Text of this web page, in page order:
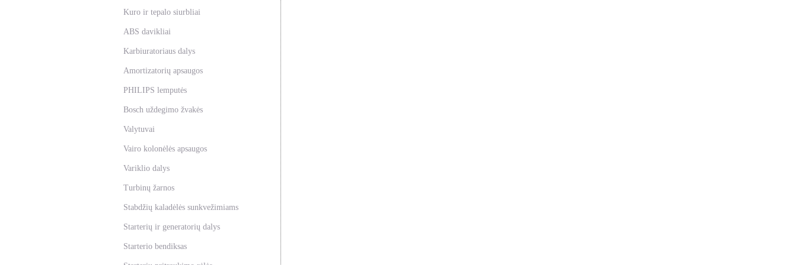
Kuro ir tepalo siurbliai
ABS davikliai
Karbiuratoriaus dalys
Amortizatorių apsaugos
PHILIPS lemputės
Bosch uždegimo žvakės
Valytuvai
Vairo kolonėlės apsaugos
Variklio dalys
Turbinų žarnos
Stabdžių kaladėlės sunkvežimiams
Starterių ir generatorių dalys
Starterio bendiksas